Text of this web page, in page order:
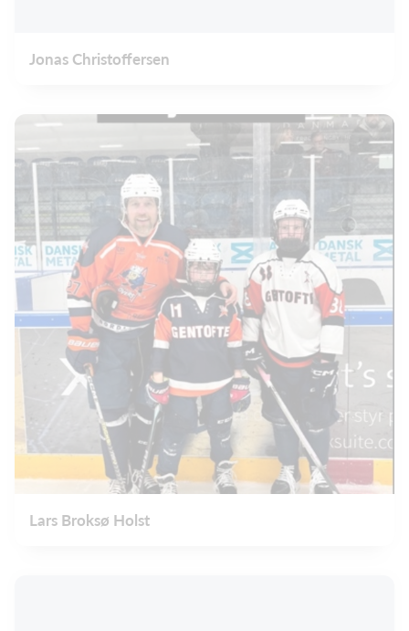
Jonas Christoffersen
Lars Broksø Holst